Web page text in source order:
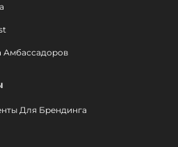
Амбассадоров
Для Брендинга